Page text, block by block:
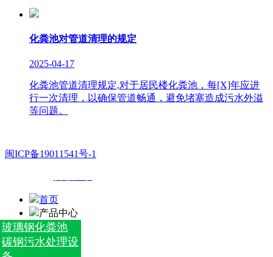
化粪池对管道清理的规定
2025-04-17
化粪池管道清理规定,对于居民楼化粪池，每[X]年应进
行一次清理，以确保管道畅通，避免堵塞造成污水外溢
等问题。
闽ICP备19011541号-1
首页
产品中心
玻璃钢化粪池
碳钢污水处理设